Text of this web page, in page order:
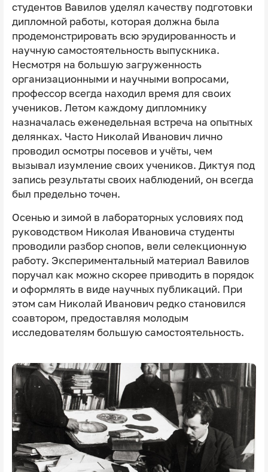
студентов Вавилов уделял качеству подготовки
дипломной работы, которая должна была
продемонстрировать всю эрудированность и
научную самостоятельность выпускника.
Несмотря на большую загруженность
организационными и научными вопросами,
профессор всегда находил время для своих
учеников. Летом каждому дипломнику
назначалась еженедельная встреча на опытных
делянках. Часто Николай Иванович лично
проводил осмотры посевов и учёты, чем
вызывал изумление своих учеников. Диктуя под
запись результаты своих наблюдений, он всегда
был предельно точен.
Осенью и зимой в лабораторных условиях под
руководством Николая Ивановича студенты
проводили разбор снопов, вели селекционную
работу. Экспериментальный материал Вавилов
поручал как можно скорее приводить в порядок
и оформлять в виде научных публикаций. При
этом сам Николай Иванович редко становился
соавтором, предоставляя молодым
исследователям большую самостоятельность.